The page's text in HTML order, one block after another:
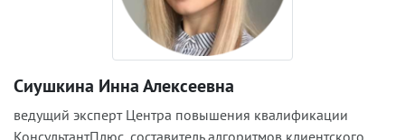
Сиушкина Инна Алексеевна
ведущий эксперт Центра повышения квалификации
КонсультантПлюс, составитель алгоритмов клиентского